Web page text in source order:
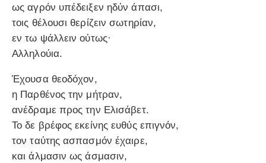
ως αγρόν υπέδειξεν ηδύν άπασι,
τοις θέλουσι θερίζειν σωτηρίαν,
εν τω ψάλλειν ούτως·
Αλληλούια.
Έχουσα θεοδόχον,
η Παρθένος την μήτραν,
ανέδραμε προς την Ελισάβετ.
Το δε βρέφος εκείνης ευθύς επιγνόν,
τον ταύτης ασπασμόν έχαιρε,
και άλμασιν ως άσμασιν,